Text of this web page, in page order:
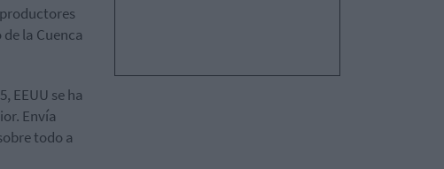
la Cuenca
EEUU se ha
Envía
todo a